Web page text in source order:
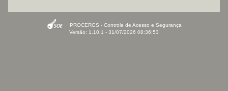
PROCERGS - Controle de Acesso e Segurança
Versão: 1.10.1 - 31/07/2026 08:36:53